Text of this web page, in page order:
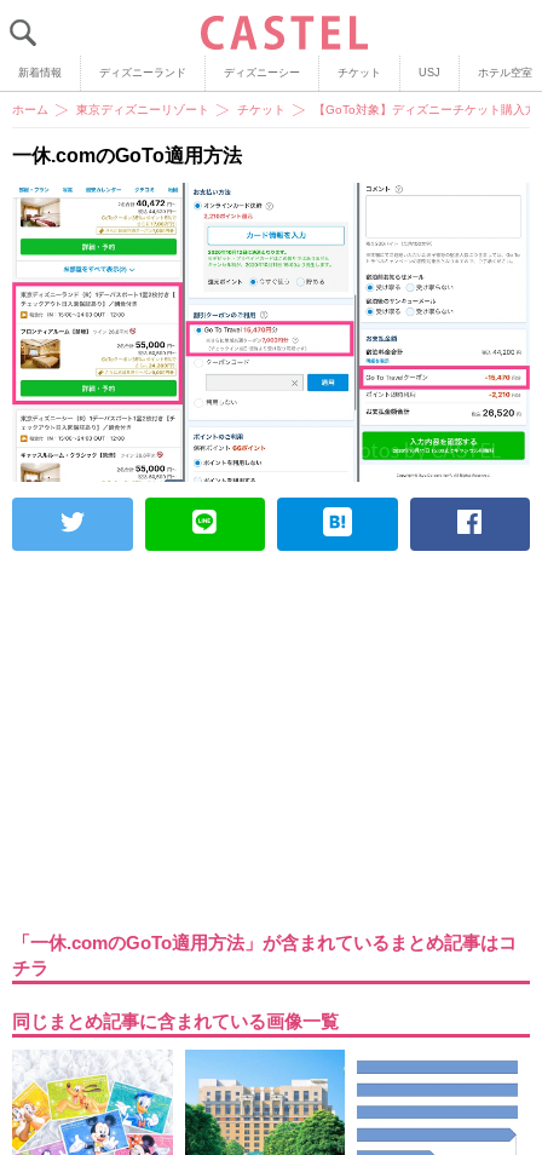
新着情報 ディズニーランド ディズニーシー チケット USJ ホテル空室
ホーム 東京ディズニーリゾート チケット 【GoTo対象】ディズニーチケット購入
一休.comのGoTo適用方法
「一休.comのGoTo適用方法」が含まれているまとめ記事はコ
チラ
同じまとめ記事に含まれている画像一覧